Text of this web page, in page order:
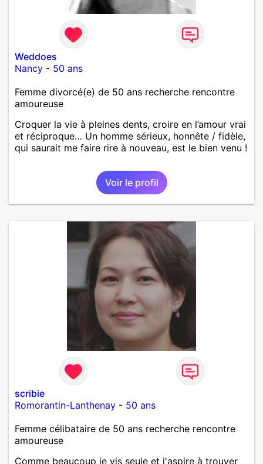
Weddoes
Nancy - 50 ans
Femme divorcé(e) de 50 ans recherche rencontre
amoureuse
Croquer la vie à pleines dents, croire en l’amour vrai
et réciproque… Un homme sérieux, honnête / fidèle,
qui saurait me faire rire à nouveau, est le bien venu !
Voir le profil
scribie
Romorantin-Lanthenay - 50 ans
Femme célibataire de 50 ans recherche rencontre
amoureuse
Comme beaucoup je vis seule et j'aspire à trouver